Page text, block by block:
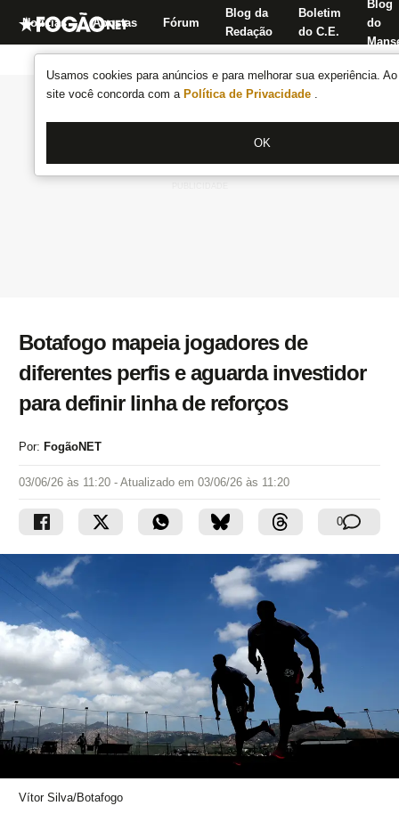
Usamos cookies para anúncios e para melhorar sua experiência.
site você concorda com a Política de Privacidade .
OK
Notícias Apostas Fórum
Blog da
Redação
Boletim
do C.E.
Blog
do
Botafogo mapeia jogadores de
diferentes perfis e aguarda investidor
para definir linha de reforços
Por: FogãoNET
03/06/26 às 11:20 - Atualizado em 03/06/26 às 11:20
0
Vítor Silva/Botafogo